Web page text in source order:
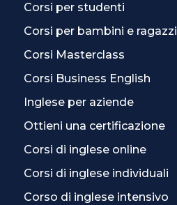
Corsi per studenti
Corsi per bambini e ragazzi
Corsi Masterclass
Corsi Business English
Inglese per aziende
Ottieni una certificazione
Corsi di inglese online
Corsi di inglese individuali
Corso di inglese intensivo